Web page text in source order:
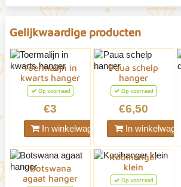
Gelijkwaardige producten
Toermalijn in
kwarts hanger
Op voorraad
€3
In winkelwagen
Paua schelp
hanger
Op voorraad
€6,50
In winkelwagen
Botswana
agaat hanger
Kooihanger
klein
Op voorraad